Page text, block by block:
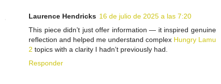
Laurence Hendricks 16 de julio de 2025 a las 7:20
This piece didn’t just offer information — it inspired genuine
reflection and helped me understand complex Hungry Lamu
2 topics with a clarity I hadn’t previously had.
Responder